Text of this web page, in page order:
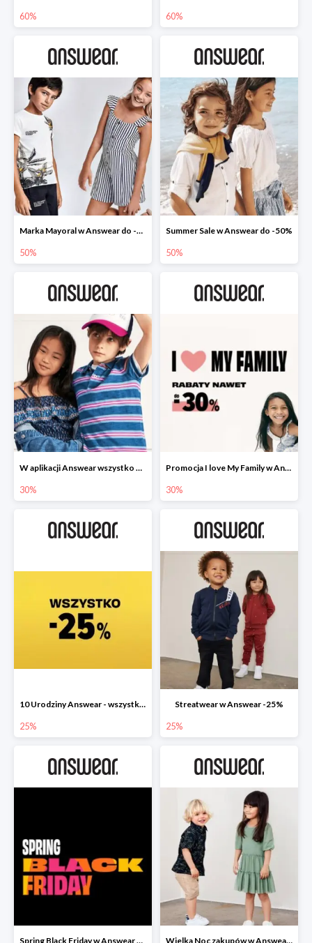
60% 60%
Marka Mayoral w Answear do -50%
50%
Summer Sale w Answear do -50%
50%
W aplikacji Answear wszystko dla dzieci -30%
30%
Promocja I love My Family w Answear do -30%
30%
10 Urodziny Answear - wszystko -25%
25%
Streatwear w Answear -25%
25%
Spring Black Friday w Answear do -40% Wielka Noc zakupów w Answear do -30%